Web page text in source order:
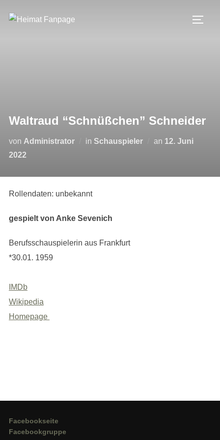
Inhalt
Waltraud “Schnüßchen” Schneider
von Administrator in Schauspieler an Veröffentlicht
12. Juni
2022
Rollendaten: unbekannt
gespielt von Anke Sevenich
Berufsschauspielerin aus Frankfurt
*30.01. 1959
IMDb
Wikipedia
Homepage
Facebookseite
Facebookgruppe